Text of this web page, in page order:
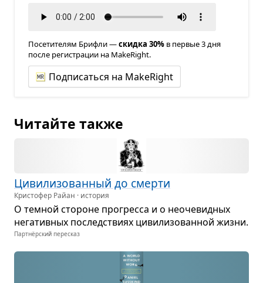
Посетителям Брифли —скидка 30% в первые 3 дня
после регистрации на MakeRight.
Подписаться на MakeRight
Читайте также
Циви­ли­зо­ван­ный до смерти
Кристофер Райан · история
О тем­ной сто­роне про­гресса и о неоче­вид­ных
нега­тив­ных послед­ствиях циви­ли­зо­ван­ной жизни.
Партнёрский пересказ